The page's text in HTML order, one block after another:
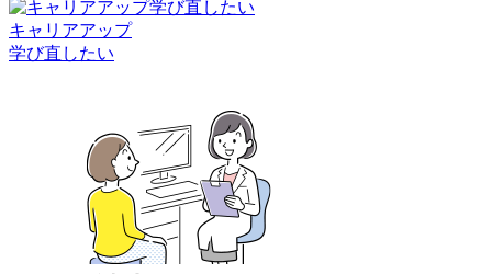
キャリアアップ
学び直したい